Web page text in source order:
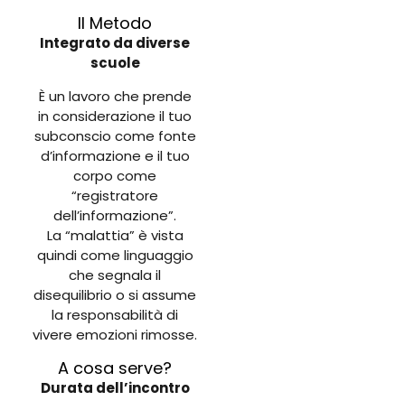
Il Metodo
Integrato da diverse
scuole
È un lavoro che prende
in considerazione il tuo
subconscio come fonte
d’informazione e il tuo
corpo come
“registratore
dell’informazione”.
La “malattia” è vista
quindi come linguaggio
che segnala il
disequilibrio o si assume
la responsabilità di
vivere emozioni rimosse.
A cosa serve?
Durata dell’incontro